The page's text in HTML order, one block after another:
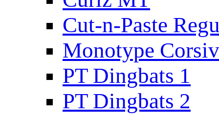
Cut-n-Paste
Monotype
PT Dingbats 1
PT Dingbats 2